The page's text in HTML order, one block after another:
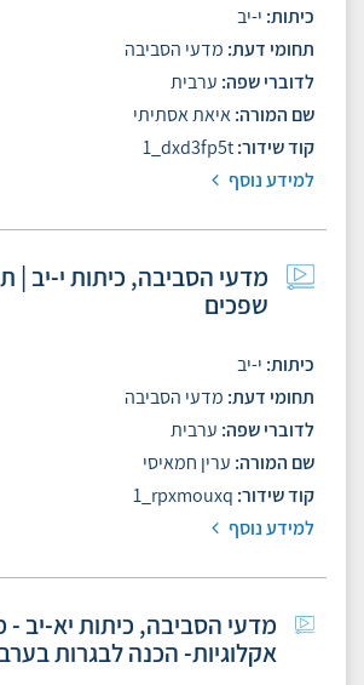
כיתות י-יב
תחומי דעת מדעי הסביבה
לדוברי שפה ערבית
שם המורהאיאת אסתיתי
קוד שידור1_dxd3fp5t
למידע נוסף
מדעי הסביבה, כיתות י-יב |
שפכים
כיתות י-יב
תחומי דעת מדעי הסביבה
לדוברי שפה ערבית
שם המורה ערין חמאיסי
קוד שידור 1_rpxmouxq
למידע נוסף
מדעי הסביבה, כיתות יא-יב -
אקלוגיות- הכנה לבגרות